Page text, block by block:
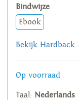
Bindwijze
Ebook
Bekijk Hardback
Op voorraad
Taal: Nederlands